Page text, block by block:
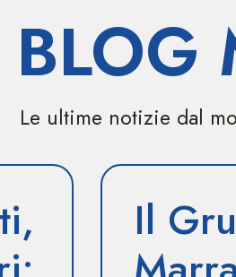
Le ultime notizie dal
Il